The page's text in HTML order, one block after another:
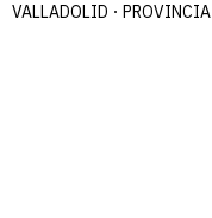
VALLADOLID PROVINCIA